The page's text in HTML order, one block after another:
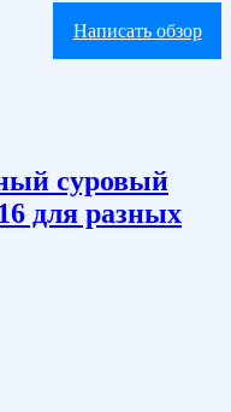
Написать обзор
суровый
для разных